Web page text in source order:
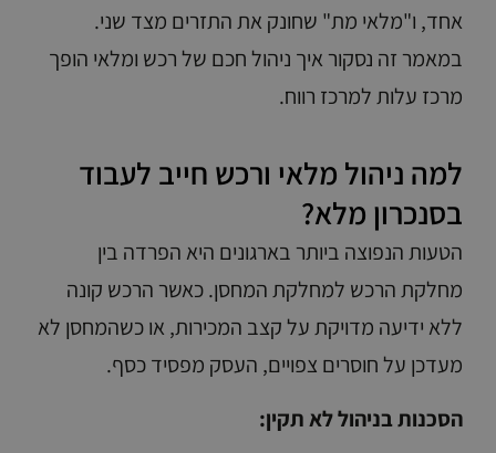
אחד, ו"מלאי מת" שחונק את התזרים מצד שני.
במאמר זה נסקור איך ניהול חכם של רכש ומלאי הופך
מרכז עלות למרכז רווח.
למה ניהול מלאי ורכש חייב לעבוד
בסנכרון מלא?
הטעות הנפוצה ביותר בארגונים היא הפרדה בין
מחלקת הרכש למחלקת המחסן. כאשר הרכש קונה
ללא ידיעה מדויקת על קצב המכירות, או כשהמחסן לא
מעדכן על חוסרים צפויים, העסק מפסיד כסף.
הסכנות בניהול לא תקין: